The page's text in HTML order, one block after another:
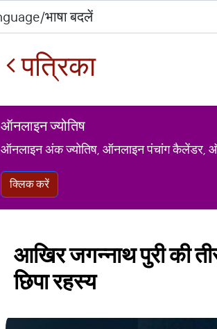
पत्रिका
ऑनलाइन ज्योतिष
ऑनलाइन अंक ज्योतिष, ऑनलाइन पंचांग कैलेंडर,
क्लिक करें
आखिर जगन्नाथ पुरी की
छिपा रहस्य